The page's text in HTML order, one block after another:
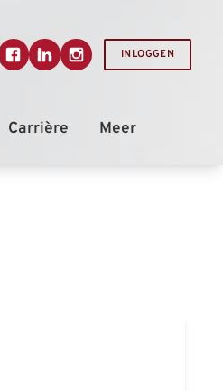
INLOGGEN